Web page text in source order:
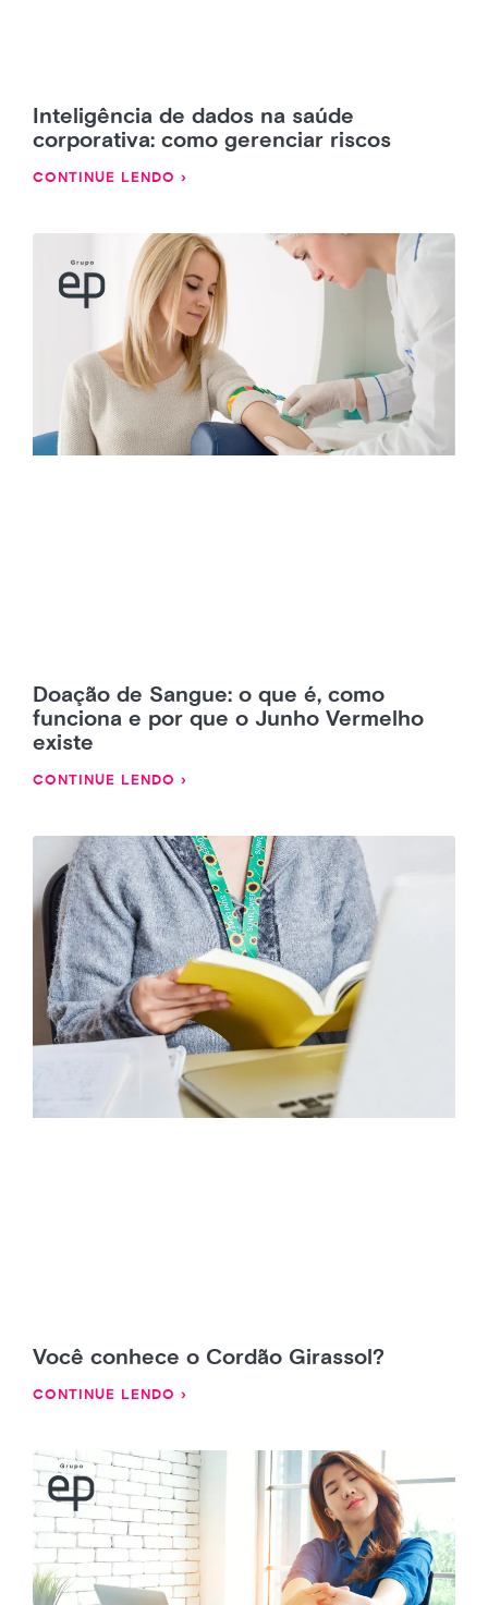
Inteligência de dados na saúde
corporativa: como gerenciar riscos
CONTINUE LENDO ›
Doação de Sangue: o que é, como
funciona e por que o Junho Vermelho
existe
CONTINUE LENDO ›
Você conhece o Cordão Girassol?
CONTINUE LENDO ›